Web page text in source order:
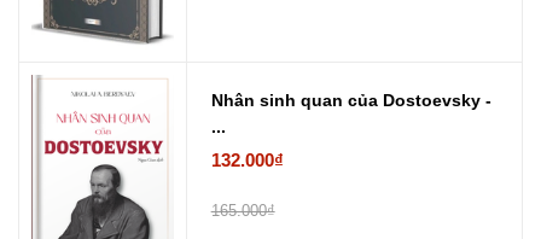
Nhân sinh quan của Dostoevsky -
...
132.000₫
165.000₫